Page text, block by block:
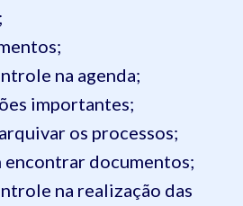
na agenda;
importantes;
os processos;
encontrar documentos;
na realização das